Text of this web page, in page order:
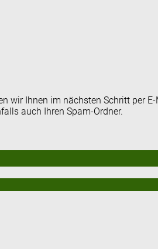
Ihnen im nächsten Schritt per
auch Ihren Spam-Ordner.